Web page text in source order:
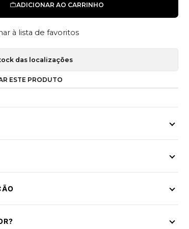
ADICIONAR AO CARRINHO
à lista de favoritos
das localizações
ESTE PRODUTO